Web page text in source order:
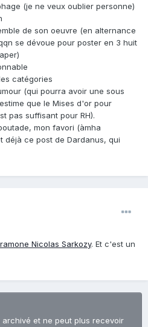
(je ne veux oublier personne)
de son oeuvre (en alternance
se dévoue pour poster en 3 huit
catégories
(qui pourra avoir une sous
que le Mises d'or pour
pas suffisant pour RH).
mon favori (àmha
déjà ce post de Dardanus, qui
Nicolas Sarkozy. Et c'est un
archivé et ne peut plus recevoir